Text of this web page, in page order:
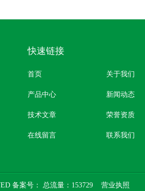
快速链接
首页 关于我们
产品中心 新闻动态
技术文章 荣誉资质
在线留言 联系我们
备案号： 总流量：153729 营业执照